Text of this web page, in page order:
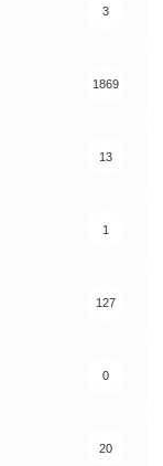
3
1869
13
1
127
0
20